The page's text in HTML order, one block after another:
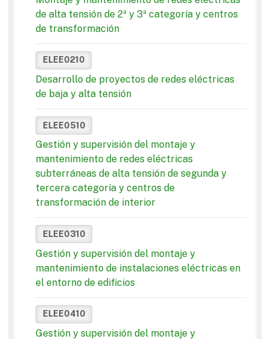
de alta tensión de 2ª y 3ª categoría y centros
de transformación
ELEE0210
Desarrollo de proyectos de redes eléctricas
de baja y alta tensión
ELEE0510
Gestión y supervisión del montaje y
mantenimiento de redes eléctricas
subterráneas de alta tensión de segunda y
tercera categoría y centros de
transformación de interior
ELEE0310
Gestión y supervisión del montaje y
mantenimiento de instalaciones eléctricas en
el entorno de edificios
ELEE0410
Gestión y supervisión del montaje y